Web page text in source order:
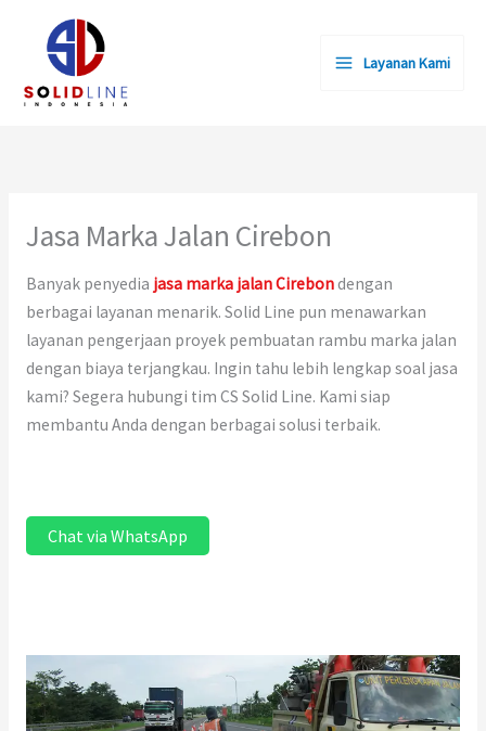
konten
Layanan Kami
Jasa Marka Jalan Cirebon
Banyak penyedia jasa marka jalan Cirebondengan
berbagai layanan menarik. Solid Line pun menawarkan
layanan pengerjaan proyek pembuatan rambu marka jalan
dengan biaya terjangkau. Ingin tahu lebih lengkap soal jasa
kami? Segera hubungi tim CS Solid Line. Kami siap
membantu Anda dengan berbagai solusi terbaik.
Chat via WhatsApp